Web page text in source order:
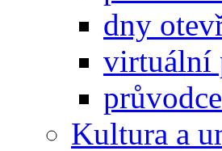
dny
virtuální
Kultura a